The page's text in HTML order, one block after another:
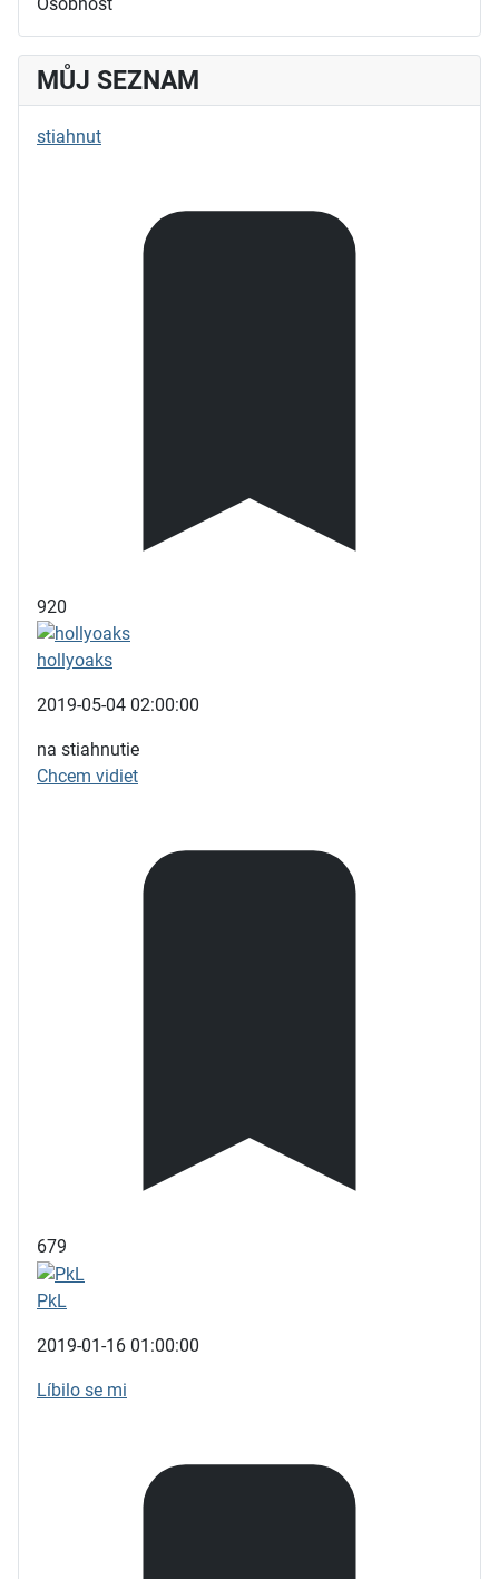
MŮJ SEZNAM
stiahnut
920
hollyoaks
2019-05-04 02:00:00
na stiahnutie
Chcem vidiet
679
PkL
2019-01-16 01:00:00
Líbilo se mi